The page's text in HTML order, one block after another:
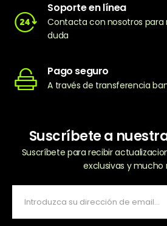
Soporte en línea
Contacta con nosotros para
duda
Pago seguro
A través de transferencia
Suscríbete a
Suscríbete para recibir
exclusivas y mucho